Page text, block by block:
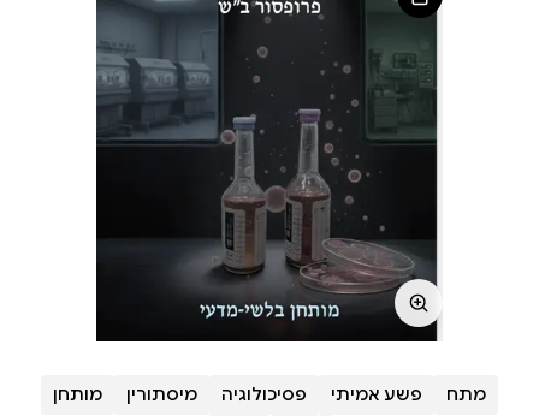
מתח פשע אמיתי פסיכולוגיה מיסתורין
מותחן